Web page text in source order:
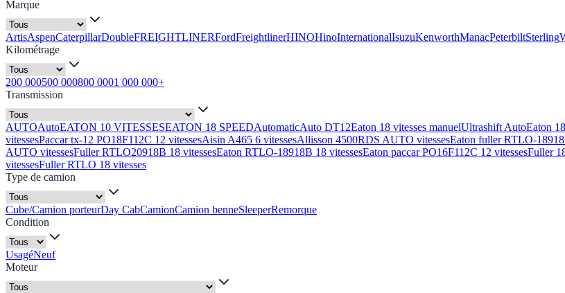
Marque
ArtisAspenCaterpillarDoubleFREIGHTLINERFordFreightlinerHINOHinoInternationalIsuzuKenworthManacPeterbiltSterling
Kilométrage
200 000500 000800 0001 000 000+
Transmission
AUTOAutoEATON 10 VITESSESEATON 18 SPEEDAutomaticAuto DT12Eaton 18 vitesses manuelUltrashift AutoEaton
vitessesPaccar tx-12 PO18F112C 12 vitessesAisin A465 6 vitessesAllisson 4500RDS AUTO vitessesEaton fuller RTLO-
AUTO vitessesFuller RTLO20918B 18 vitessesEaton RTLO-18918B 18 vitessesEaton paccar PO16F112C 12 vitessesFuller
vitessesFuller RTLO 18 vitesses
Type de camion
Cube/Camion porteurDay CabCamionCamion benneSleeperRemorque
Condition
UsagéNeuf
Moteur